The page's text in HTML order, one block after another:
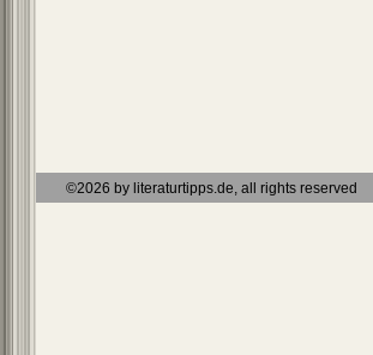
©2026 by literaturtipps.de, all rights reserved